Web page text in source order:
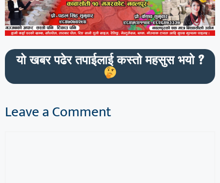
यो खबर पढेर तपाईलाई कस्तो महसुस भयो ?
Leave a Comment